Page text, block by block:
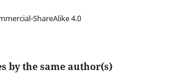
ShareAlike 4.0
by the same author(s)